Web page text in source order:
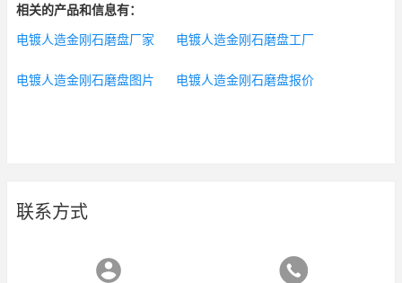
相关的产品和信息有：
电镀人造金刚石磨盘厂家 电镀人造金刚石磨盘工厂
电镀人造金刚石磨盘图片 电镀人造金刚石磨盘报价
联系方式